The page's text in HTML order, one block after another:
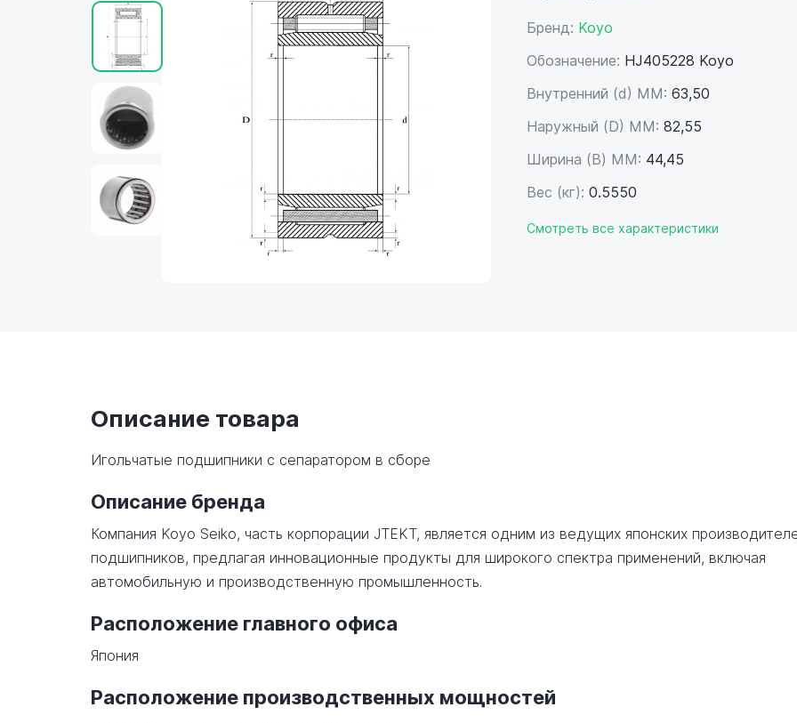
Бренд: Koyo
Обозначение: HJ405228 Koyo
Внутренний (d) ММ: 63,50
Наружный (D) ММ: 82,55
Ширина (B) MM: 44,45
Вес (кг): 0.5550
Смотреть все характеристики
Описание товара
Игольчатые подшипники с сепаратором в сборе
Описание бренда
Компания Koyo Seiko, часть корпорации JTEKT, является одним из ведущих японских
подшипников, предлагая инновационные продукты для широкого спектра применений, включая
автомобильную и производственную промышленность.
Расположение главного офиса
Япония
Расположение производственных мощностей